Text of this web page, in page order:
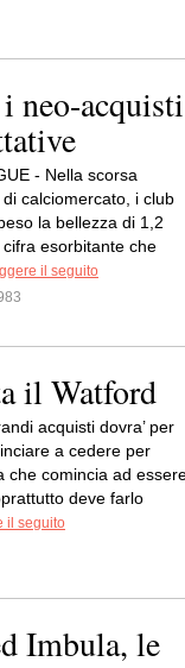
neo-acquisti
- Nella scorsa
calciomercato, i club
la bellezza di 1,2
esorbitante che
il seguito
il Watford
acquisti dovra’ per
a cedere per
che comincia ad
deve farlo
il seguito
Imbula, le